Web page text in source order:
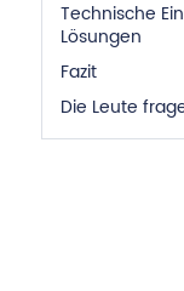
Technische
Lösungen
Fazit
Die Leute